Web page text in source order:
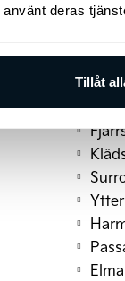
deras
Tillåt